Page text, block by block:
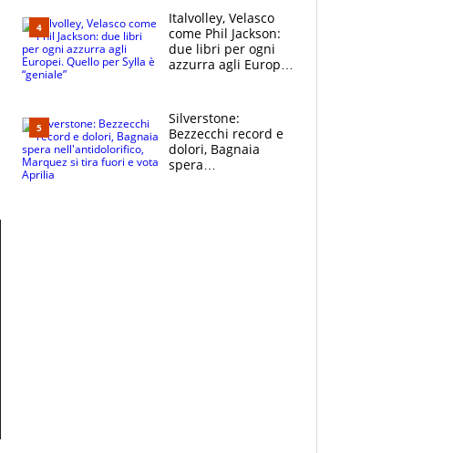
sfondo
Italvolley, Velasco
come Phil Jackson:
due libri per ogni
azzurra agli Europei.
Silverstone:
Bezzecchi record e
dolori, Bagnaia
spera